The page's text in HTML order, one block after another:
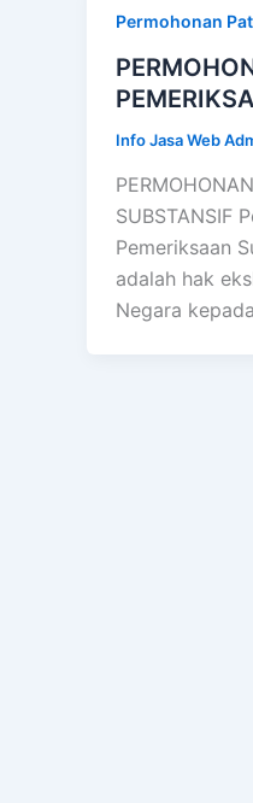
Permohonan
Info Jasa Web
SUBSTANSIF
Pemeriksaan
adalah hak
Negara